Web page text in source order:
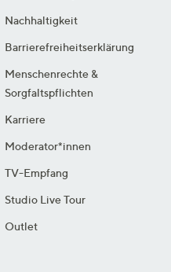
Nachhaltigkeit
Barrierefreiheitserklärung
Menschenrechte &
Sorgfaltspflichten
Karriere
Moderator*innen
TV-Empfang
Studio Live Tour
Outlet